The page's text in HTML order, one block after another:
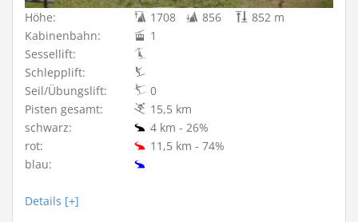
Höhe: 1708 856
852 m
Kabinenbahn:
1
Sessellift:
Schlepplift:
Seil/Übungslift:
0
Pisten gesamt:
15,5 km
schwarz:
4 km - 26%
rot:
11,5 km - 74%
blau:
Details [+]